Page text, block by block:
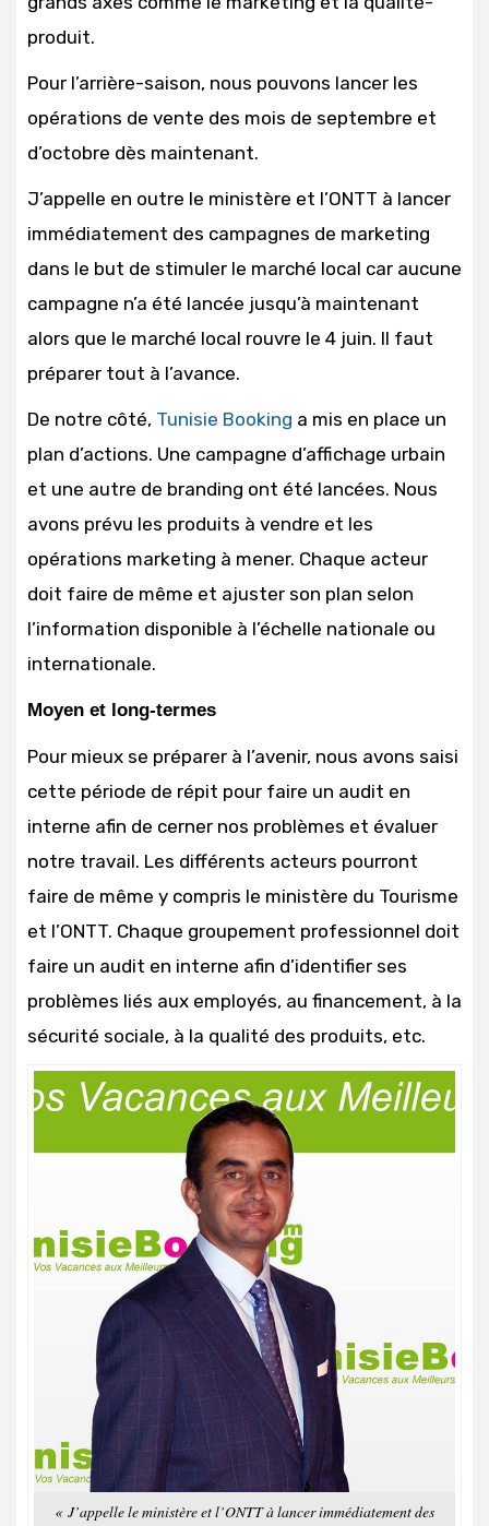
produit.
Pour l’arrière-saison, nous pouvons lancer les
opérations de vente des mois de septembre et
d’octobre dès maintenant.
J’appelle en outre le ministère et l’ONTT à lancer
immédiatement des campagnes de marketing
dans le but de stimuler le marché local car aucune
campagne n’a été lancée jusqu’à maintenant
alors que le marché local rouvre le 4 juin. Il faut
préparer tout à l’avance.
De notre côté, Tunisie Booking a mis en place un
plan d’actions. Une campagne d’affichage urbain
et une autre de branding ont été lancées. Nous
avons prévu les produits à vendre et les
opérations marketing à mener. Chaque acteur
doit faire de même et ajuster son plan selon
l’information disponible à l’échelle nationale ou
internationale.
Moyen et long-termes
Pour mieux se préparer à l’avenir, nous avons saisi
cette période de répit pour faire un audit en
interne afin de cerner nos problèmes et évaluer
notre travail. Les différents acteurs pourront
faire de même y compris le ministère du Tourisme
et l’ONTT. Chaque groupement professionnel doit
faire un audit en interne afin d’identifier ses
problèmes liés aux employés, au financement, à la
sécurité sociale, à la qualité des produits, etc.
« J’appelle le ministère et l’ONTT à lancer immédiatement des